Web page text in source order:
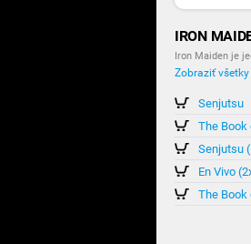
IRON
Iron Maiden je
Zobraziť
Senjutsu
The Book
Senjutsu
En Vivo
The Book